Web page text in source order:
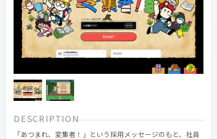
DESCRIPTION
「あつまれ、変集者！」という採用メッセージのもと、社員